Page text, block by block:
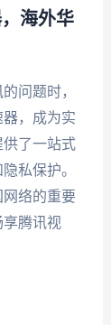
海外华
问题时，
，成为实
了一站式
私保护。
络的重要
腾讯视